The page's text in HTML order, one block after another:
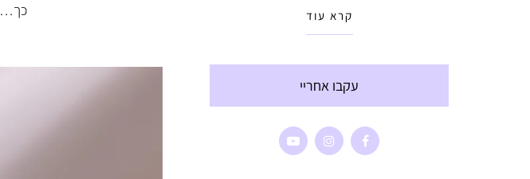
כך…
קרא עוד
עקבו אחריי